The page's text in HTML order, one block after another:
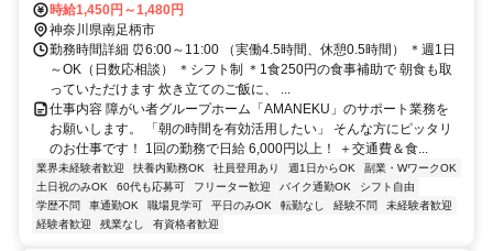
時給1,450円～1,480円
神奈川県南足柄市
勤務時間詳細 ⏰6:00～11:00 （実働4.5時間、休憩0.5時間） ＊週1日
～OK（日数応相談） ＊シフト制 ＊1食250円の食事補助で 朝食も取
っていただけます 炊き立てのご飯に、 ...
仕事内容 障がい者グループホーム「AMANEKU」のサポート業務を
お願いします。 「朝の時間を有効活用したい」 そんな方にピッタリ
のお仕事です！ 1回の勤務で日給 6,000円以上！ ＋交通費＆食...
業界未経験者歓迎 扶養内勤務OK 社員登用あり 週1日からOK
副業・WワークOK
土日祝のみOK
60代も応募可 フリーター歓迎 バイク通勤OK
シフト自由
学歴不問
車通勤OK 職場見学可 平日のみOK 転勤なし 経験不問
未経験者歓迎
経験者歓迎
残業なし 有資格者歓迎